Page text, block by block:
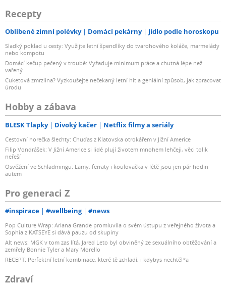
Recepty
Oblíbené zimní polévky Domácí pekárny Jídlo podle horoskopu
Sladký poklad u cesty: Využijte letní špendlíky do tvarohového koláče, marmelády
nebo kompotu
Domácí kečup pečený v troubě: Vyžaduje minimum práce a chutná lépe než
vařený
Cuketová zmrzlina? Vyzkoušejte nečekaný letní hit a geniální způsob, jak zpracovat
úrodu
Hobby a zábava
BLESK Tlapky Divoký kačer Netflix filmy a seriály
Cestovní horečka šlechty: Chuďas z Klatovska otrokářem v Jižní Americe
Filip Vondrášek: V Jižní Americe si lidé plují životem mnohem lehčeji, věci tolik
neřeší
Osvěžení ve Schladmingu: Lamy, ferraty i koulovačka v létě jsou jen pár hodin
autem
Pro generaci Z
#inspirace #wellbeing #news
Pop Culture Wrap: Ariana Grande promluvila o svém ústupu z veřejného života a
Sophia z KATSEYE si dává pauzu od skupiny
Alt news: MGK v tom zas lítá, Jared Leto byl obviněný ze sexuálního obtěžování a
zemřely Bonnie Tyler a Mary Morello
RECEPT: Perfektní letní kombinace, které tě zchladí, i kdybys nechtěl*a
Zdraví